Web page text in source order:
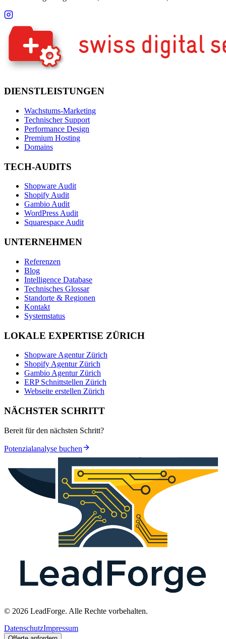
DIENSTLEISTUNGEN
Wachstums-Marketing
Technischer Support
Performance Design
Premium Hosting
Domains
TECH-AUDITS
Shopware Audit
Shopify Audit
Gambio Audit
WordPress Audit
Squarespace Audit
UNTERNEHMEN
Referenzen
Blog
Intelligence Database
Technisches Glossar
Standorte & Regionen
Kontakt
Systemstatus
LOKALE EXPERTISE ZÜRICH
Shopware Agentur Zürich
Shopify Agentur Zürich
Gambio Agentur Zürich
ERP Schnittstellen Zürich
Webseite erstellen Zürich
NÄCHSTER SCHRITT
Bereit für den nächsten Schritt?
Potenzialanalyse buchen
© 2026 LeadForge. Alle Rechte vorbehalten.
DatenschutzImpressum